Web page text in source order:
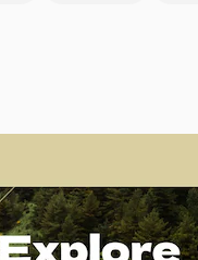
Inizia